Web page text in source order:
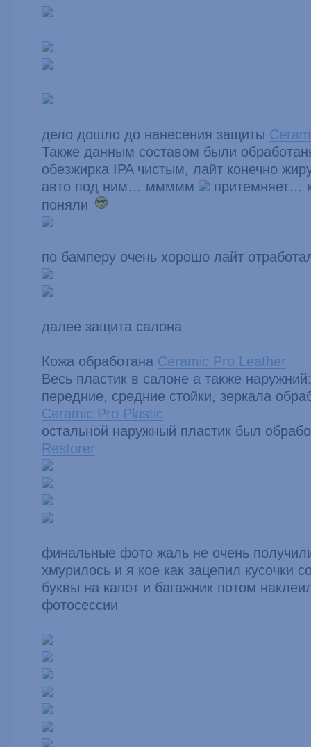
дело дошло до нанесения защиты
Также данным составом были
обезжирка IPA чистым, лайт конечно
авто под ним… ммммм
притемняет…
поняли
по бамперу очень хорошо лайт
далее защита салона
Кожа обработана Ceramic Pro Leather
Весь пластик в салоне а также наружний:
передние, средние стойки, зеркала
Ceramic Pro Plastic
остальной наружный пластик был
Restorer
финальные фото жаль не очень
хмурилось и я кое как зацепил кусочки
буквы на капот и багажник потом
фотосессии